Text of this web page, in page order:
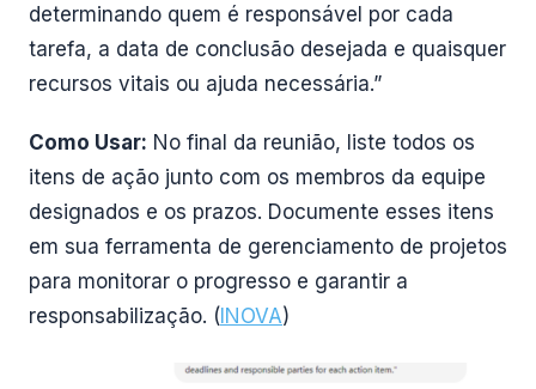
determinando quem é responsável por cada
tarefa, a data de conclusão desejada e quaisquer
recursos vitais ou ajuda necessária.”
Como Usar: No final da reunião, liste todos os
itens de ação junto com os membros da equipe
designados e os prazos. Documente esses itens
em sua ferramenta de gerenciamento de projetos
para monitorar o progresso e garantir a
responsabilização. ( INOVA)